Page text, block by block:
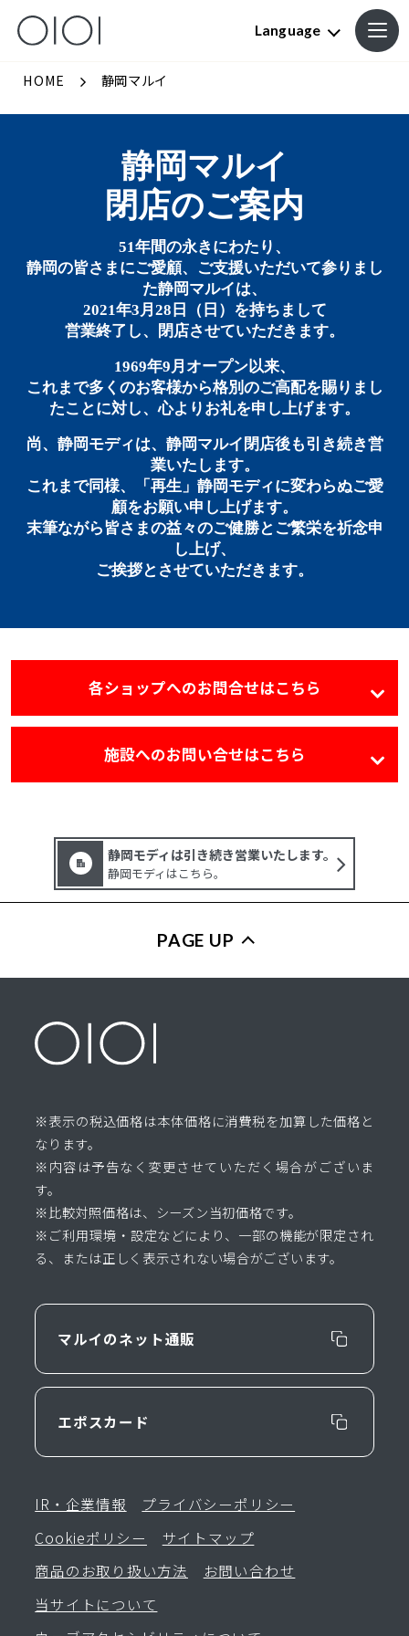
Language
HOME 静岡マルイ
静岡マルイ
閉店のご案内
51年間の永きにわたり、
静岡の皆さまにご愛顧、ご支援いただいて参りまし
た静岡マルイは、
2021年3月28日（日）を持ちまして
営業終了し、閉店させていただきます。
1969年9月オープン以来、
これまで多くのお客様から格別のご高配を賜りまし
たことに対し、心よりお礼を申し上げます。
尚、静岡モディは、静岡マルイ閉店後も引き続き営
業いたします。
これまで同様、「再生」静岡モディに変わらぬご愛
顧をお願い申し上げます。
末筆ながら皆さまの益々のご健勝とご繁栄を祈念申
し上げ、
ご挨拶とさせていただきます。
各ショップへのお問合せはこちら
施設へのお問い合せはこちら
静岡モディは引き続き営業いたします。
静岡モディはこちら。
PAGE UP
※表示の税込価格は本体価格に消費税を加算した価格と
なります。
※内容は予告なく変更させていただく場合がございま
す。
※比較対照価格は、シーズン当初価格です。
※ご利用環境・設定などにより、一部の機能が限定され
る、または正しく表示されない場合がございます。
マルイのネット通販
エポスカード
IR・企業情報
プライバシーポリシー
Cookieポリシー
サイトマップ
商品のお取り扱い方法
お問い合わせ
当サイトについて